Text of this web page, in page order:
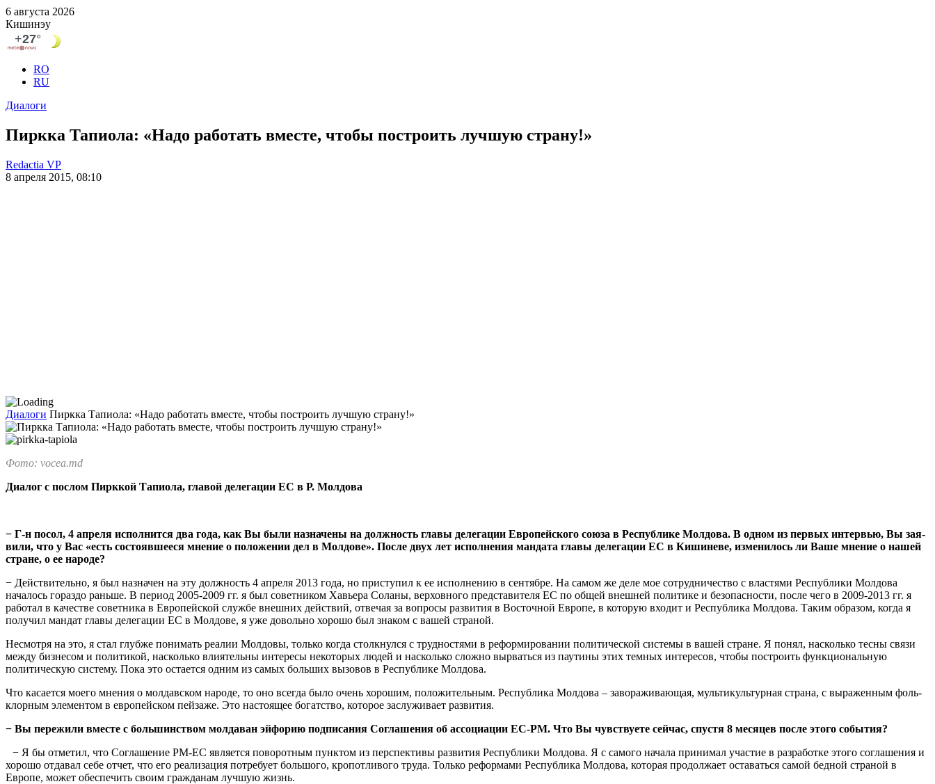
6 августа 2026
Кишинэу
RO
RU
Диалоги
Пиркка Тапиола: «Надо работать вместе, чтобы построить лучшую страну!»
Redactia VP
8 апреля 2015, 08:10
Диалоги Пиркка Тапиола: «Надо работать вместе, чтобы построить лучшую страну!»
Фото: vocea.md
Диалог c послом Пирккой Тапиола, главой делегации ЕС в Р. Молдова
− Г-н посол, 4 апреля ис­полнится два года, как Вы были назначены на долж­ность главы делегации Ев­ропейского союза в Республике Молдова. В одном из первых интервью, Вы зая­
вили, что у Вас «есть состоявшееся мнение о поло­жении дел в Молдове». После двух лет исполнения мандата главы делегации ЕС в Кишиневе, изменилось ли Ваше мнение о нашей
стране, о ее народе?
− Действительно, я был назна­чен на эту должность 4 апреля 2013 года, но приступил к ее ис­полнению в сентябре. На самом же деле мое сотрудничество с властя­ми Республики Молдова
началось гораздо раньше. В период 2005-2009 гг. я был советником Хавье­ра Соланы, верховного представи­теля ЕС по общей внешней поли­тике и безопасности, после чего в 2009-2013 гг. я
работал в качестве советника в Европейской службе внешних действий, отвечая за во­просы развития в Восточной Евро­пе, в которую входит и Республи­ка Молдова. Таким образом, ког­да я
получил мандат главы делега­ции ЕС в Молдове, я уже довольно хорошо был знаком с вашей стра­ной.
Несмотря на это, я стал глубже понимать реалии Молдовы, толь­ко когда столкнулся с трудностя­ми в реформировании полити­ческой системы в вашей стране. Я понял, насколько тесны связи
между бизнесом и политикой, на­сколько влиятельны интересы не­которых людей и насколько слож­но вырваться из паутины этих тем­ных интересов, чтобы построить функциональную
политическую систему. Пока это остается одним из самых больших вызовов в Республике Молдова.
Что касается моего мнения о молдавском народе, то оно всег­да было очень хорошим, положи­тельным. Республика Молдова – завораживающая, мультикультур­ная страна, с выраженным фоль­
клорным элементом в европейском пейзаже. Это настоящее бо­гатство, которое заслуживает раз­вития.
− Вы пережили вместе с большинством молдаван эйфорию подписания Соглашения об ассоциации ЕС-РМ. Что Вы чувствуете сейчас, спустя 8 месяцев после этого события?
− Я бы отметил, что Соглаше­ние РМ-ЕС является поворотным пунктом из перспективы развития Республики Молдова. Я с самого начала принимал участие в раз­работке этого соглашения и
хоро­шо отдавал себе отчет, что его реа­лизация потребует большого, кро­потливого труда. Только реформа­ми Республика Молдова, которая продолжает оставаться самой бед­ной страной в
Европе, может обеспечить своим гражданам лучшую жизнь.